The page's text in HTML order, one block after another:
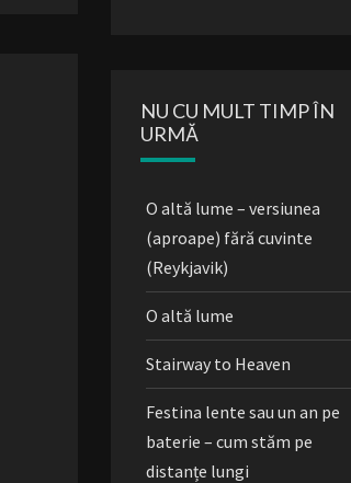
NU CU MULT TIMP ÎN
URMĂ
O altă lume – versiunea
(aproape) fără cuvinte
(Reykjavik)
O altă lume
Stairway to Heaven
Festina lente sau un an pe
baterie – cum stăm pe
distanțe lungi